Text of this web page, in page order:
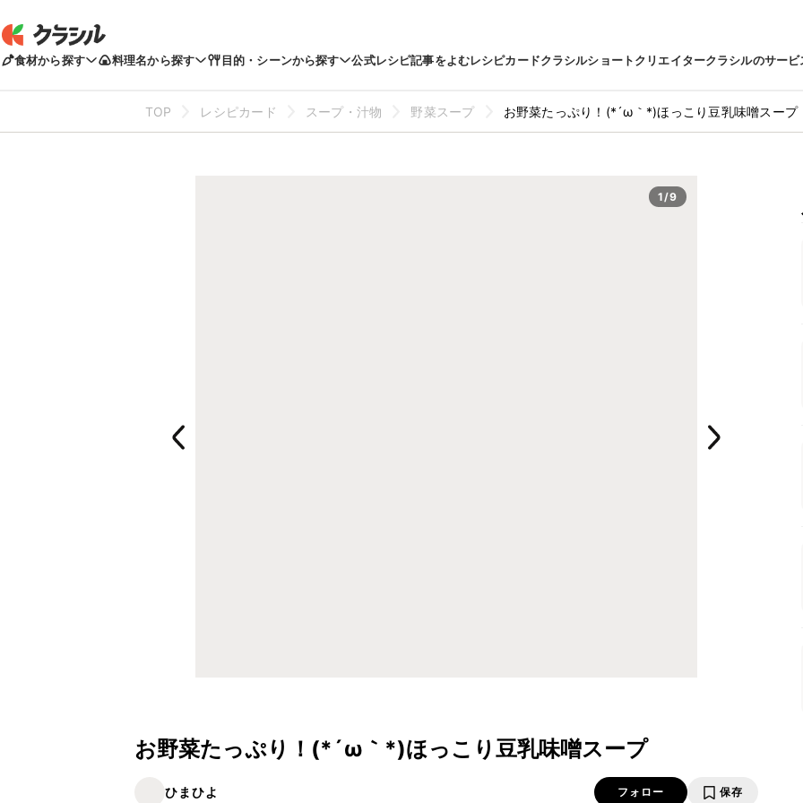
食材から探す 料理名から探す 目的・シーンから探す 公式レシピ記事をよむレシピカードクラシルショートクリエイタークラシルのサービ
TOP レシピカード スープ・汁物 野菜スープ お野菜たっぷり！(*´ω｀*)ほっこり豆乳味噌スープ
1/9
お野菜たっぷり！(*´ω｀*)ほっこり豆乳味噌スープ
ひまひよ フォロー 保存